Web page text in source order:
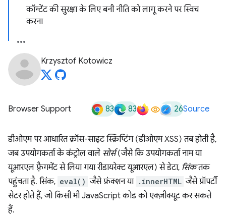
कॉन्टेंट की सुरक्षा के लिए बनी नीति को लागू करने पर स्विच
करना
Krzysztof Kotowicz
Browser Support 83 83 26Source
डीओएम पर आधारित क्रॉस-साइट स्क्रिप्टिंग (डीओएम XSS) तब होती है,
जब उपयोगकर्ता के कंट्रोल वाले सोर्स(जैसे कि उपयोगकर्ता नाम या
यूआरएल फ़्रैगमेंट से लिया गया रीडायरेक्ट यूआरएल) से डेटा, सिंकतक
पहुंचता है. सिंक, eval() जैसे फ़ंक्शन या .innerHTML जैसे प्रॉपर्टी
सेटर होते हैं, जो किसी भी JavaScript कोड को एक्ज़ीक्यूट कर सकते
हैं.